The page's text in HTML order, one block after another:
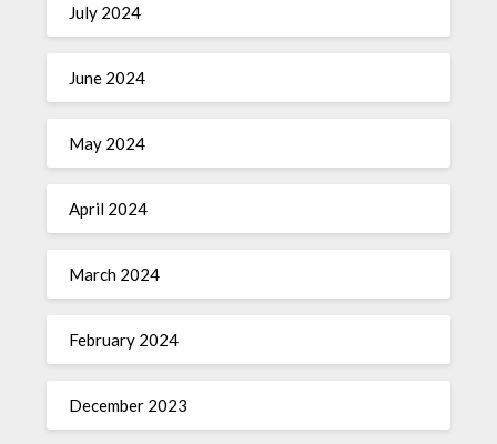
July 2024
June 2024
May 2024
April 2024
March 2024
February 2024
December 2023